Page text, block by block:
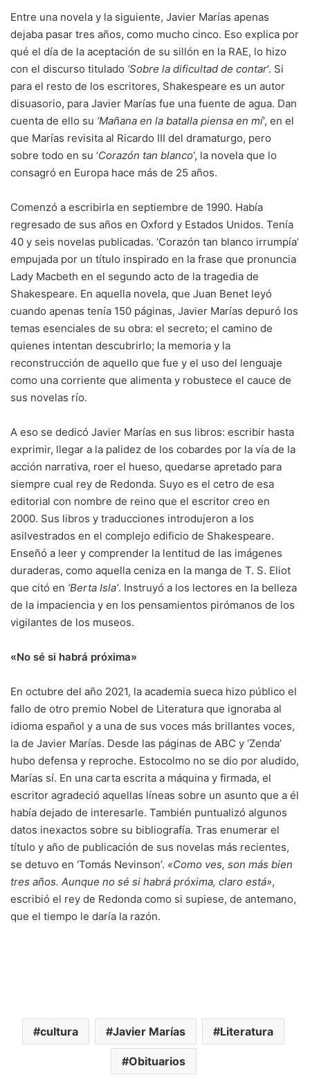
Entre una novela y la siguiente, Javier Marías apenas
dejaba pasar tres años, como mucho cinco. Eso explica por
qué el día de la aceptación de su sillón en la RAE, lo hizo
con el discurso titulado ‘Sobre la dificultad de contar‘. Si
para el resto de los escritores, Shakespeare es un autor
disuasorio, para Javier Marías fue una fuente de agua. Dan
cuenta de ello su ‘Mañana en la batalla piensa en mí‘, en el
que Marías revisita al Ricardo III del dramaturgo, pero
sobre todo en su ‘Corazón tan blanco‘, la novela que lo
consagró en Europa hace más de 25 años.
Comenzó a escribirla en septiembre de 1990. Había
regresado de sus años en Oxford y Estados Unidos. Tenía
40 y seis novelas publicadas. ‘Corazón tan blanco irrumpía’
empujada por un título inspirado en la frase que pronuncia
Lady Macbeth en el segundo acto de la tragedia de
Shakespeare. En aquella novela, que Juan Benet leyó
cuando apenas tenía 150 páginas, Javier Marías depuró los
temas esenciales de su obra: el secreto; el camino de
quienes intentan descubrirlo; la memoria y la
reconstrucción de aquello que fue y el uso del lenguaje
como una corriente que alimenta y robustece el cauce de
sus novelas río.
A eso se dedicó Javier Marías en sus libros: escribir hasta
exprimir, llegar a la palidez de los cobardes por la vía de la
acción narrativa, roer el hueso, quedarse apretado para
siempre cual rey de Redonda. Suyo es el cetro de esa
editorial con nombre de reino que el escritor creo en
2000. Sus libros y traducciones introdujeron a los
asilvestrados en el complejo edificio de Shakespeare.
Enseñó a leer y comprender la lentitud de las imágenes
duraderas, como aquella ceniza en la manga de T. S. Eliot
que citó en ‘Berta Isla’. Instruyó a los lectores en la belleza
de la impaciencia y en los pensamientos pirómanos de los
vigilantes de los museos.
«No sé si habrá próxima»
En octubre del año 2021, la academia sueca hizo público el
fallo de otro premio Nobel de Literatura que ignoraba al
idioma español y a una de sus voces más brillantes voces,
la de Javier Marías. Desde las páginas de ABC y ‘Zenda’
hubo defensa y reproche. Estocolmo no se dio por aludido,
Marías sí. En una carta escrita a máquina y firmada, el
escritor agradeció aquellas líneas sobre un asunto que a él
había dejado de interesarle. También puntualizó algunos
datos inexactos sobre su bibliografía. Tras enumerar el
título y año de publicación de sus novelas más recientes,
se detuvo en ‘Tomás Nevinson’. «Como ves, son más bien
tres años. Aunque no sé si habrá próxima, claro está»,
escribió el rey de Redonda como si supiese, de antemano,
que el tiempo le daría la razón.
cultura Javier Marías Literatura
Obituarios